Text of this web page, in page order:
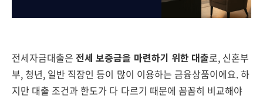
전세자금대출은 전세 보증금을 마련하기 위한 대출로, 신혼부
부, 청년, 일반 직장인 등이 많이 이용하는 금융상품이에요. 하
지만 대출 조건과 한도가 다 다르기 때문에 꼼꼼히 비교해야